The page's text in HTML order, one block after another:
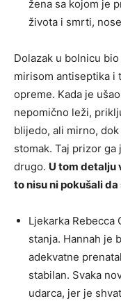
žena sa kojom je
života i smrti,
Dolazak u bolnicu
mirisom antiseptika i
opreme. Kada je
nepomično leži,
blijedo, ali mirno,
stomak. Taj prizor
drugo. U tom detalju
to nisu ni pokušali da
Ljekarka
stanja. Hannah je
adekvatne
stabilan. Svaka
udarca, jer je